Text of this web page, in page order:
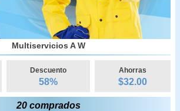
Multiservicios A W
Descuento
58%
Ahorras
$32.00
20 comprados